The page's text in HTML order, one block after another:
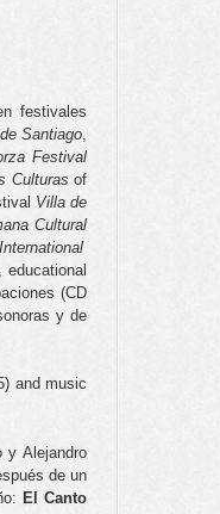
festivales
Santiago
Festival
Culturas of
Villa de
Cultural
(CD
y de
and music
y Alejandro
de un
El Canto